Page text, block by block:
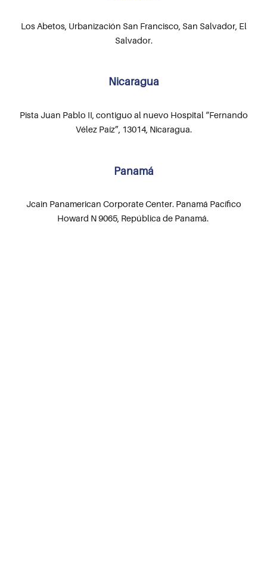
Los Abetos, Urbanización San Francisco, San Salvador, El
Salvador.
Nicaragua
Pista Juan Pablo II, contiguo al nuevo Hospital “Fernando
Vélez Paíz”, 13014, Nicaragua.
Panamá
Jcain Panamerican Corporate Center. Panamá Pacífico
Howard N 9065, República de Panamá.